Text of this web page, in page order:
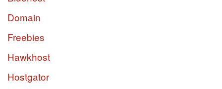
Domain
Freebies
Hawkhost
Hostgator